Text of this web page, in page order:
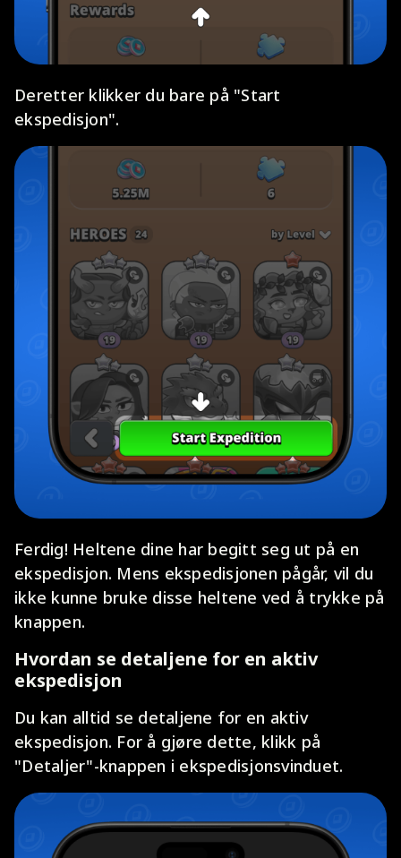
Deretter klikker du bare på "Start
ekspedisjon".
Ferdig! Heltene dine har begitt seg ut på en
ekspedisjon. Mens ekspedisjonen pågår, vil du
ikke kunne bruke disse heltene ved å trykke på
knappen.
Hvordan se detaljene for en aktiv
ekspedisjon
Du kan alltid se detaljene for en aktiv
ekspedisjon. For å gjøre dette, klikk på
"Detaljer"-knappen i ekspedisjonsvinduet.